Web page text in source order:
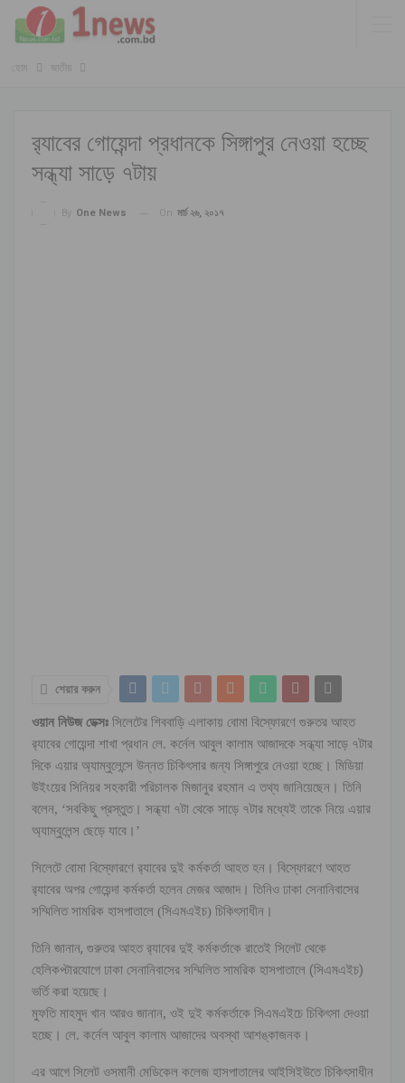
হোম জাতীয়
র‌্যাবের গোয়েন্দা প্রধানকে সিঙ্গাপুর নেওয়া হচ্ছে
সন্ধ্যা সাড়ে ৭টায়
By One News On মার্চ ২৬, ২০১৭
শেয়ার করুন
ওয়ান নিউজ ডেক্সঃ সিলেটের শিববাড়ি এলাকায় বোমা বিস্ফোরণে গুরুতর আহত
র‌্যাবের গোয়েন্দা শাখা প্রধান লে. কর্নেল আবুল কালাম আজাদকে সন্ধ্যা সাড়ে ৭টার
দিকে এয়ার অ্যাম্বুলেন্সে উন্নত চিকিৎসার জন্য সিঙ্গাপুরে নেওয়া হচ্ছে। মিডিয়া
উইংয়ের সিনিয়র সহকারী পরিচালক মিজানুর রহমান এ তথ্য জানিয়েছেন। তিনি
বলেন, ‘সবকিছু প্রস্তুত। সন্ধ্যা ৭টা থেকে সাড়ে ৭টার মধ্যেই তাকে নিয়ে এয়ার
অ্যাম্বুলেন্স ছেড়ে যাবে।’
সিলেটে বোমা বিস্ফোরণে র‌্যাবের দুই কর্মকর্তা আহত হন। বিস্ফোরণে আহত
র‌্যাবের অপর গোয়েন্দা কর্মকর্তা হলেন মেজর আজাদ। তিনিও ঢাকা সেনানিবাসের
সম্মিলিত সামরিক হাসপাতালে (সিএমএইচ) চিকিৎসাধীন।
তিনি জানান, গুরুতর আহত র‌্যাবের দুই কর্মকর্তাকে রাতেই সিলেট থেকে
হেলিকপ্টারযোগে ঢাকা সেনানিবাসের সম্মিলিত সামরিক হাসপাতালে (সিএমএইচ)
ভর্তি করা হয়েছে।
মুফতি মাহমুদ খান আরও জানান, ওই দুই কর্মকর্তাকে সিএমএইচে চিকিৎসা দেওয়া
হচ্ছে। লে. কর্নেল আবুল কালাম আজাদের অবস্থা আশঙ্কাজনক।
এর আগে সিলেট ওসমানী মেডিকেল কলেজ হাসপাতালের আইসিইউতে চিকিৎসাধীন